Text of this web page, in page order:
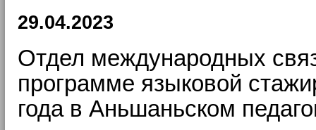
29.04.2023
Отдел международных
программе языковой
года в Аньшаньском